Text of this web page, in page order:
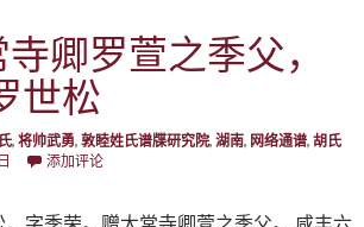
卿罗萱之季父，
世松
, 将帅武勇, 敦睦姓氏谱牒研究院, 湖南, 网络通谱, 胡氏
添加评论